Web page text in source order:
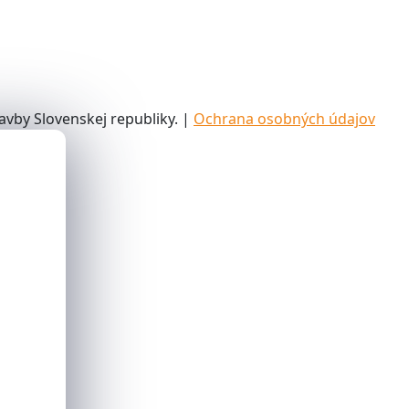
Slovenskej republiky. | Ochrana osobných údajov